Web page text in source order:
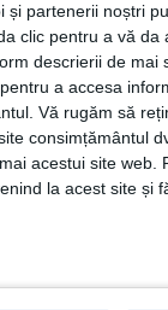
și partenerii noștri
clic pentru a vă
descrierii de
a accesa
Vă rugăm să
consimțământul
acestui site
la acest site și
în
a mai
Rujan.
Valeapai.
de